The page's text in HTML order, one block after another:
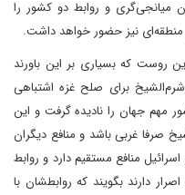
میانجی‌گری و روابط دو کشور را
منطقه‌ای نیز حضور خواهد داشت.
روست که بسیاری بر این باورند
برای صلح غزه اشتباهی
مهم جهان را نادیده گرفت و این
صرفا غربی باشد و منافع دیگران
منافع مستقیم دارد و روابط
دارند بگویند که روابطشان با